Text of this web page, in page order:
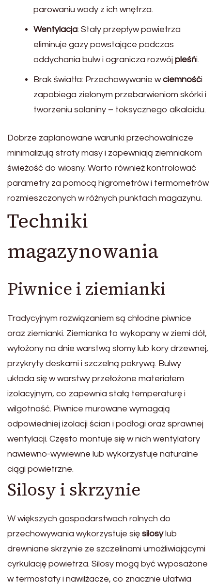
parowaniu wody z ich wnętrza.
Wentylacja: Stały przepływ powietrza
eliminuje gazy powstające podczas
oddychania bulw i ogranicza rozwój pleśńi.
Brak światła: Przechowywanie wciemnośći
zapobiega zielonym przebarwieniom skórki i
tworzeniu solaniny – toksycznego alkaloidu.
Dobrze zaplanowane warunki przechowalnicze
minimalizują straty masy i zapewniają ziemniakom
świeżość do wiosny. Warto również kontrolować
parametry za pomocą higrometrów i termometrów
rozmieszczonych w różnych punktach magazynu.
Techniki
magazynowania
Piwnice i ziemianki
Tradycyjnym rozwiązaniem są chłodne piwnice
oraz ziemianki. Ziemianka to wykopany w ziemi dół,
wyłożony na dnie warstwą słomy lub kory drzewnej,
przykryty deskami i szczelną pokrywą. Bulwy
układa się w warstwy przełożone materiałem
izolacyjnym, co zapewnia stałą temperaturę i
wilgotność. Piwnice murowane wymagają
odpowiedniej izolacji ścian i podłogi oraz sprawnej
wentylacji. Często montuje się w nich wentylatory
nawiewno-wywiewne lub wykorzystuje naturalne
ciągi powietrzne.
Silosy i skrzynie
W większych gospodarstwach rolnych do
przechowywania wykorzystuje się silosylub
drewniane skrzynie ze szczelinami umożliwiającymi
cyrkulację powietrza. Silosy mogą być wyposażone
w termostaty i nawilżacze, co znacznie ułatwia